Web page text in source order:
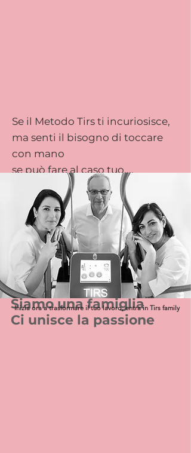
Se il Metodo Tirs ti incuriosisce,
ma senti il bisogno di toccare
con mano
se può fare al caso tuo....
avrai la possibilità di provarlo
concretamente e direttamente
nel tuo istituto.
Abbiamo ideato la "Prova 100
giorni"
per aiutarti a fare la tua scelta in
maniera serena.
Siamo una famiglia
Ci unisce la passione
Inizia ora a trasformare il tuo lavoro, entra in Tirs family